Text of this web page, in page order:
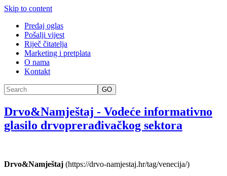
Skip to content
Predaj oglas
Pošalji vijest
Riječ čitatelja
Marketing i pretplata
O nama
Kontakt
GO
Drvo&Namještaj - Vodeće informativno
glasilo drvoprerađivačkog sektora
Drvo&Namještaj (https://drvo-namjestaj.hr/tag/venecija/)